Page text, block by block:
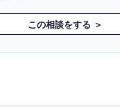
この相談をする ＞